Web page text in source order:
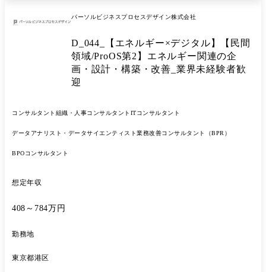
チームとしてまとめていただく役割もあります。 <各チームの役割> プ
おり、経験や適性を考慮した上でアサインします。 その中でチームを横
断的に管理し、プロジェクト全体の品質管理や業務効率化によりプロジ
ェクトを成功に導く支援をしていただきます。 ●プロジェクト全体の進
捗管理や課題管理、各種調整 ●プロジェクトプロセスの可視化や文書
化、マイルストーンの設定 ●プロジェクトプロセスの最適化や課題の洗
するツールの開発や改善、社内教育 ●プロジェクトに関するデータの収
プロジェクトメンバーへ情報の共有やリマインド 等 ◆プロジェクト例
ビスのインフラ整備支援 ◎電力データ活用のためのツール選定や運用構
あり、その場合は出向先の定める職種)
パーソルビジネスプロセスデザイン株式会社
D_044_【エネルギー×デジタル】【民間
領域/ProOS第2】エネルギー関連の企
画・設計・構築・改善_業界未経験者歓
迎
コンサルタント 組織・人事コンサルタント ITコンサルタント
データアナリスト・データサイエンティスト業務改善コンサルタント（BPR）
BPOコンサルタント
想定年収
408～784万円
勤務地
東京都港区